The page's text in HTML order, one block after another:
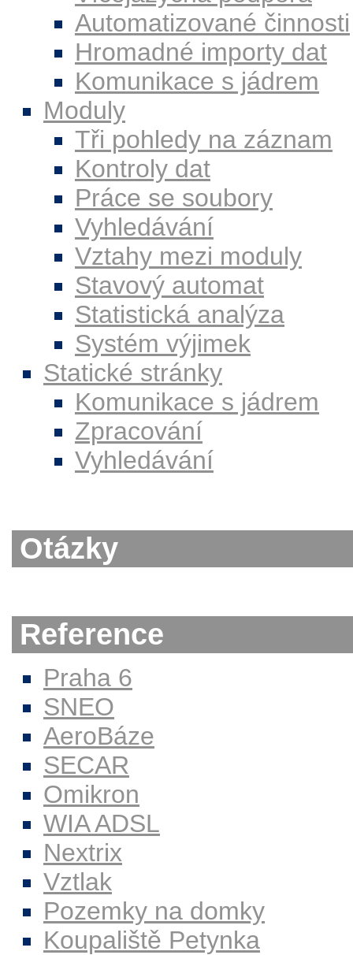
Automatizované činnosti
Hromadné importy dat
Komunikace s jádrem
Moduly
Tři pohledy na záznam
Kontroly dat
Práce se soubory
Vyhledávání
Vztahy mezi moduly
Stavový automat
Statistická analýza
Systém výjimek
Statické stránky
Komunikace s jádrem
Zpracování
Vyhledávání
Otázky
Reference
Praha 6
SNEO
AeroBáze
SECAR
Omikron
WIA ADSL
Nextrix
Vztlak
Pozemky na domky
Koupaliště Petynka